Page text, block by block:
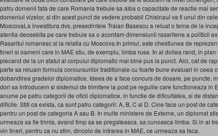
patru domenii fata de care Romania trebuie sa aiba o capacitate de reactie mai
domeniul vizelor, si din acest punct de vedere probabil Chisinaul va fi unul din
MoscovaLa investitura dvs, presedintele Traian Basescu a reluat o tema de la
atentia deosebita pe care trebuie sa o acordam dimensiunii rasaritene a politicii
Rasaritul romanesc si la relatia cu Moscova.In primul, este chestiunea de
tineri si oameni care in MAE stiu, de exemplu, limba rusa. In al doilea rand, in
plecand de la un statut al corpului diplomatic mai bine pus la punct. Aici, cat de
parte sa reluam formula concursurilor traditionale cu foarte bune evaluari in ceea
dobandirea gradelor diplomatice. Ideea de a face concurs de dosare, pe puncte,
dori sa introducem si sistemul de trimitere la post pe regulile care functioneaza in
anume pe patru categorii de oficii diplomatice, in functie de dificultatea, si de
dificile. Stiti ca exista, ca sunt patru categorii: A, B, C si D. Cine face un post de
pentru un post de categoria A sau B. In multe ministere de Externe, un diplomat
urmeaza sa fie trimis, avand timp sa se pregateasca, sa cunoasca limba. Si in al
vin tineri, pentru ca nu stim, dincolo de intrarea in MAE, ce urmeaza sa faca.